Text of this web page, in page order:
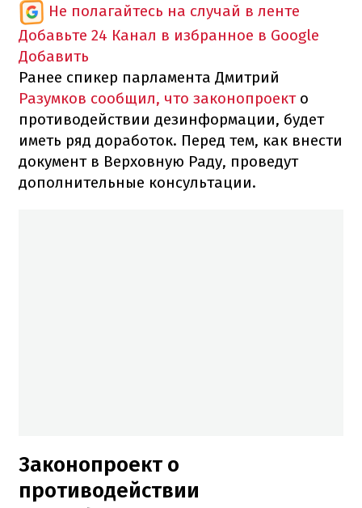
Не полагайтесь на случай в ленте
Добавьте 24 Канал в избранное в Google
Добавить
Ранее спикер парламента Дмитрий
Разумков сообщил, что законопроект о
противодействии дезинформации, будет
иметь ряд доработок. Перед тем, как внести
документ в Верховную Раду, проведут
дополнительные консультации.
Законопроект о
противодействии